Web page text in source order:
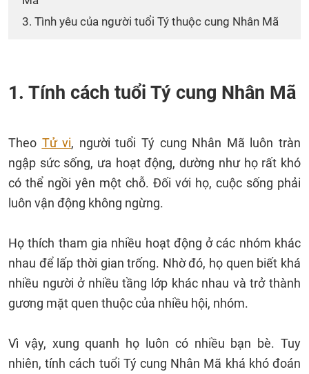
3. Tình yêu của người tuổi Tý thuộc cung Nhân Mã
1. Tính cách tuổi Tý cung Nhân Mã
Theo Tử vi, người tuổi Tý cung Nhân Mã luôn tràn
ngập sức sống, ưa hoạt động, dường như họ rất khó
có thể ngồi yên một chỗ. Đối với họ, cuộc sống phải
luôn vận động không ngừng.
Họ thích tham gia nhiều hoạt động ở các nhóm khác
nhau để lấp thời gian trống. Nhờ đó, họ quen biết khá
nhiều người ở nhiều tầng lớp khác nhau và trở thành
gương mặt quen thuộc của nhiều hội, nhóm.
Vì vậy, xung quanh họ luôn có nhiều bạn bè. Tuy
nhiên, tính cách tuổi Tý cung Nhân Mã khá khó đoán